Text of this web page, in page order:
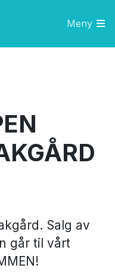
Meny
Salg av
går til vårt